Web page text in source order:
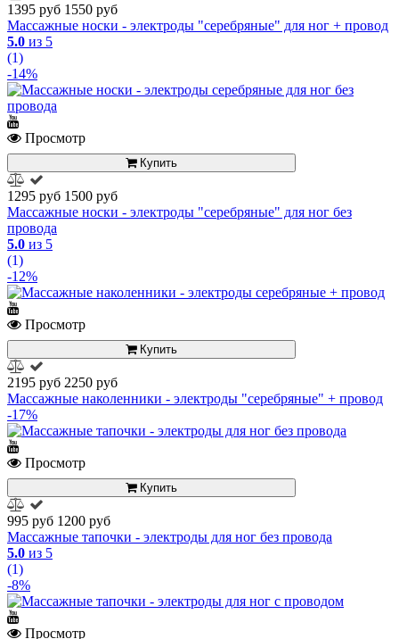
1395 руб 1550 руб
Массажные носки - электроды "серебряные" для ног + провод
5.0 из 5
(1)
-14%
Просмотр
Купить
1295 руб 1500 руб
Массажные носки - электроды "серебряные" для ног без
провода
5.0 из 5
(1)
-12%
Просмотр
Купить
2195 руб 2250 руб
Массажные наколенники - электроды "серебряные" + провод
-17%
Просмотр
Купить
995 руб 1200 руб
Массажные тапочки - электроды для ног без провода
5.0 из 5
(1)
-8%
Просмотр